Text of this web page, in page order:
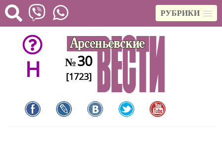
РУБРИКИ
H №30
[1723]